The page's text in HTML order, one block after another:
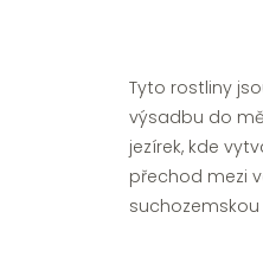
Tyto rostliny
výsadbu do
jezírek, kde
přechod mezi